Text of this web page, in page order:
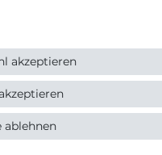
ablehnen
akzeptieren